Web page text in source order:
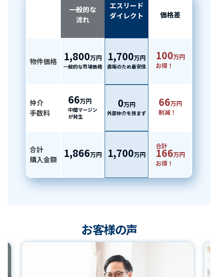
一般的な
流れ
エスリード
ダイレクト
価格差
物件価格 1,800万円
一般的な市場価格
1,700万円
直販のため最安値
100万円
お得！
仲介
手数料
66万円
中間マージン
が発生
0万円
外部仲介を挟まず
66万円
削減！
合計
購入金額
1,866万円 1,700万円
合計
166万円
お得！
お客様の声